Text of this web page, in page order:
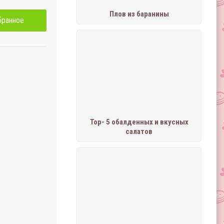
Плов из баранины
Тор- 5 обалденных и вкусных
салатов